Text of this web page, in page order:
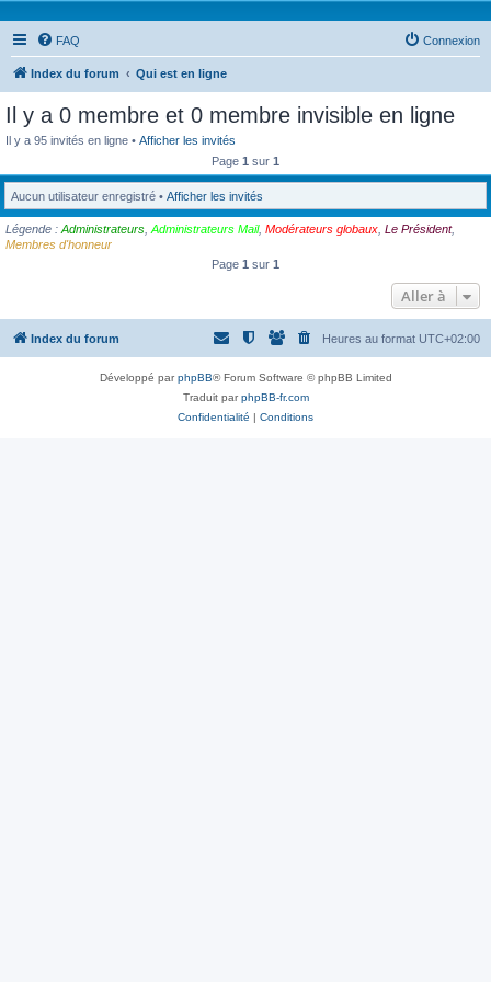
FAQ Connexion
Index du forum Qui est en ligne
Il y a 0 membre et 0 membre invisible en ligne
Il y a 95 invités en ligne • Afficher les invités
Page 1 sur 1
Aucun utilisateur enregistré • Afficher les invités
Légende : Administrateurs Administrateurs Mail, Modérateurs globaux Le Président,
Membres d'honneur
Page 1 sur 1
Aller à
Index du forum Heures au format UTC+02:00
Développé parphpBB® Forum Software © phpBB Limited
Traduit parphpBB-fr.com
Confidentialité | Conditions